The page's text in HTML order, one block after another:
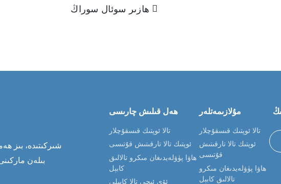
ھازىر سوئال سوراڭ
بىلەن
ھەل قىلىش چارىسى
تالا ئوپتىك قىسقۇچلار
ئوپتىك تالا تارقىتىش قۇتىسى
ھاۋا پۈۋلەيدىغان مىكرو تالالىق
كابېل
ئۆي ئىچى تالا كابېلى
مۇلازىمەتلەر
تالا ئوپتىك قىسقۇچلار
ئوپتىك تالا تارقىتىش
قۇتىسى
ھاۋا پۈۋلەيدىغان مىكرو
تالالىق كابېل